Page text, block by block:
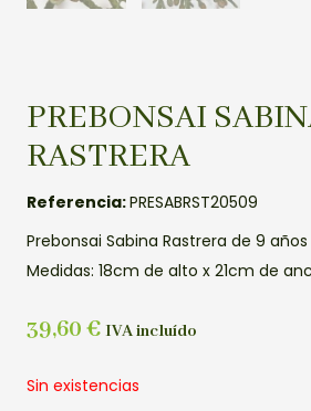
PREBONSAI
RASTRERA
Referencia:PRESABRST20509
Prebonsai Sabina Rastrera de 9
Medidas: 18cm de alto x 21cm de
39,60 € IVA incluído
Sin existencias